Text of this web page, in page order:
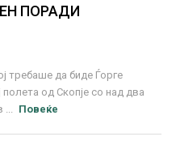
ПОРАДИ
требаше да биде Ѓорге
од Скопје со над два
Повеќе